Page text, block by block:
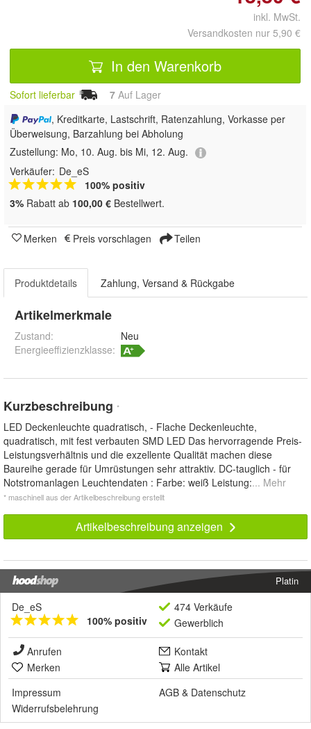
inkl. MwSt.
Versandkosten nur 5,90 €
In den Warenkorb
Sofort lieferbar 7 Auf Lager
, Kreditkarte, Lastschrift, Ratenzahlung, Vorkasse per
Überweisung, Barzahlung bei Abholung
Zustellung: Mo, 10. Aug. bis Mi, 12. Aug.
Verkäufer: De_eS
100% positiv
3% Rabatt ab 100,00 € Bestellwert.
Merken Preis vorschlagen Teilen
Produktdetails Zahlung, Versand & Rückgabe
Artikelmerkmale
Zustand:
Neu
Energieeffizienzklasse:
Kurzbeschreibung *
LED Deckenleuchte quadratisch, - Flache Deckenleuchte,
quadratisch, mit fest verbauten SMD LED Das hervorragende Preis-
Leistungsverhältnis und die exzellente Qualität machen diese
Baureihe gerade für Umrüstungen sehr attraktiv. DC-tauglich - für
Notstromanlagen Leuchtendaten : Farbe: weiß Leistung:... Mehr
* maschinell aus der Artikelbeschreibung erstellt
Artikelbeschreibung anzeigen
Platin
De_eS
100% positiv
474 Verkäufe
Gewerblich
Anrufen
Kontakt
Merken
Alle Artikel
Impressum
AGB & Datenschutz
Widerrufsbelehrung